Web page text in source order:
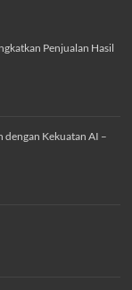
Penjualan Hasil
dengan Kekuatan AI –